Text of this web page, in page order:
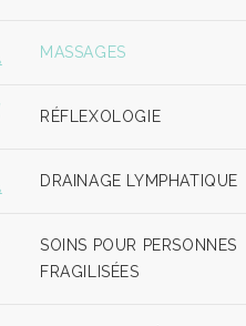
MASSAGES
RÉFLEXOLOGIE
DRAINAGE LYMPHATIQUE
SOINS POUR PERSONNES
FRAGILISÉES